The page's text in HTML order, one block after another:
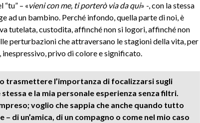
– «vieni con me, ti porterò via da qui» -, con la stessa
ad un bambino. Perché infondo, quella parte di noi, è
tutelata, custodita, affinché non si logori, affinché non
perturbazioni che attraversano le stagioni della vita, per
privo di colore e significato.
trasmettere l’importanza di focalizzarsi sugli
e la mia personale esperienza senza filtri.
voglio che sappia che anche quando tutto
di un’amica, di un compagno o come nel mio caso